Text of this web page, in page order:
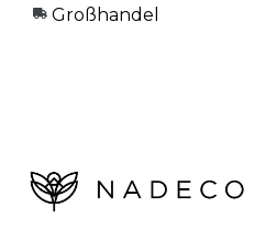
Großhandel